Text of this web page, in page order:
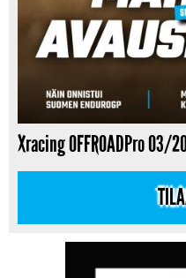
Xracing OFFROADPro 03/